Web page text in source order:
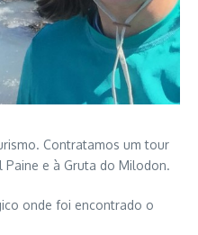
Contratamos um tour
e à Gruta do Milodon.
onde foi encontrado o